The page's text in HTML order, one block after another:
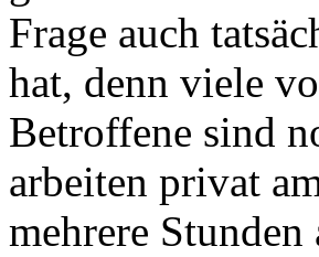
Frage auch
hat, denn viele
Betroffene sind
arbeiten privat
mehrere Stunden